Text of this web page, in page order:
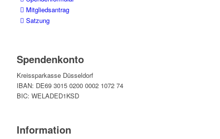
Mitgliedsantrag
Satzung
Spendenkonto
Kreissparkasse Düsseldorf
IBAN: DE69 3015 0200 0002 1072 74
BIC: WELADED1KSD
Information